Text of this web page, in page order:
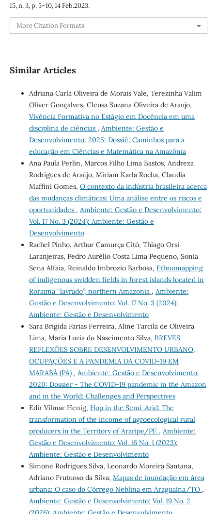
15, n. 3, p. 5–10, 14 Feb.2023.
More Citation Formats
Similar Articles
Adriana Carla Oliveira de Morais Vale, Terezinha Valim
Oliver Gonçalves, Cleusa Suzana Oliveira de Araujo,
Vivência Formativa no Estágio em Docência em uma
disciplina de ciências , Ambiente: Gestão e
Desenvolvimento: 2025: Dossiê: Caminhos para a
educação em Ciências e Matemática na Amazônia
Ana Paula Perlin, Marcos Filho Lima Bastos, Andreza
Rodrigues de Araújo, Miriam Karla Rocha, Clandia
Maffini Gomes, O contexto da indústria brasileira acerca
das mudanças climáticas: Uma análise entre os riscos e
oportunidades , Ambiente: Gestão e Desenvolvimento:
Vol. 17 No. 3 (2024): Ambiente: Gestão e
Desenvolvimento
Rachel Pinho, Arthur Camurça Citó, Thiago Orsi
Laranjeiras, Pedro Aurélio Costa Lima Pequeno, Sonia
Sena Alfaia, Reinaldo Imbrozio Barbosa, Ethnomapping
of indigenous swidden fields in forest islands located in
Roraima “lavrado”, northern Amazonia , Ambiente:
Gestão e Desenvolvimento: Vol. 17 No. 3 (2024):
Ambiente: Gestão e Desenvolvimento
Sara Brigida Farias Ferreira, Aline Tarcila de Oliveira
Lima, Maria Luzia do Nascimento Silva, BREVES
REFLEXÕES SOBRE DESENVOLVIMENTO URBANO,
OCUPAÇÕES E A PANDEMIA DA COVID-19 EM
MARABÁ (PA) , Ambiente: Gestão e Desenvolvimento:
2020: Dossier - The COVID-19 pandemic in the Amazon
and in the World: Challenges and Perspectives
Edir Vilmar Henig, Hop in the Semi-Arid: The
transformation of the income of agroecological rural
producers in the Territory of Araripe/PE , Ambiente:
Gestão e Desenvolvimento: Vol. 16 No. 1 (2023):
Ambiente: Gestão e Desenvolvimento
Simone Rodrigues Silva, Leonardo Moreira Santana,
Adriano Frutuoso da Silva, Mapas de inundação em área
urbana: O caso do Córrego Neblina em Araguaína/TO ,
Ambiente: Gestão e Desenvolvimento: Vol. 19 No. 2